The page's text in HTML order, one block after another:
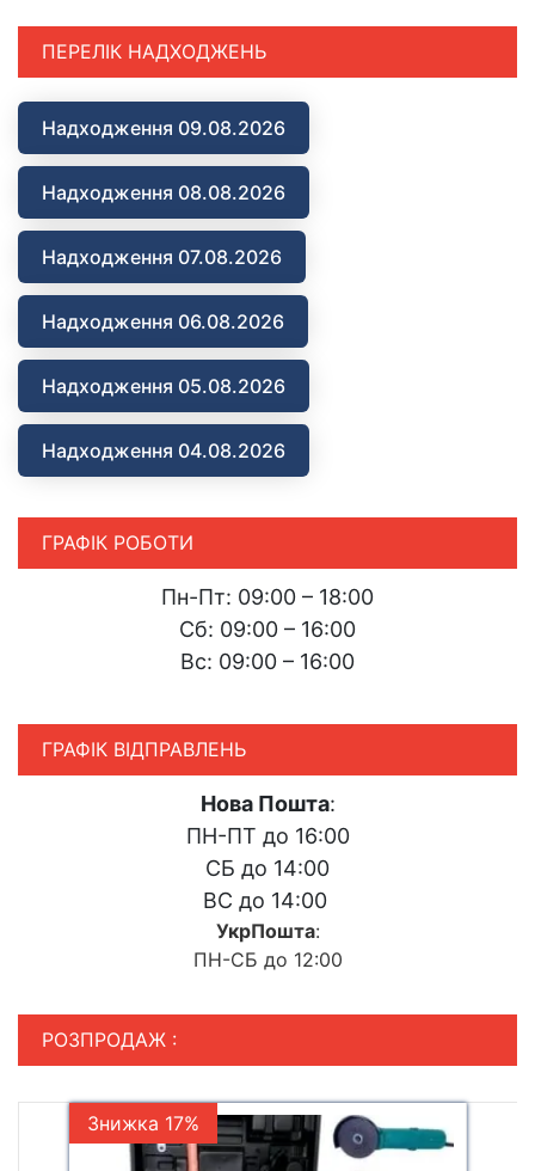
ПЕРЕЛІК НАДХОДЖЕНЬ
Надходження 09.08.2026
Надходження 08.08.2026
Надходження 07.08.2026
Надходження 06.08.2026
Надходження 05.08.2026
Надходження 04.08.2026
ГРАФІК РОБОТИ
Пн-Пт: 09:00 – 18:00
Сб: 09:00 – 16:00
Вс: 09:00 – 16:00
ГРАФІК ВІДПРАВЛЕНЬ
Нова Пошта:
ПН-ПТ до 16:00
СБ до 14:00
ВС до 14:00
УкрПошта:
ПН-СБ до 12:00
РОЗПРОДАЖ :
Знижка 17%